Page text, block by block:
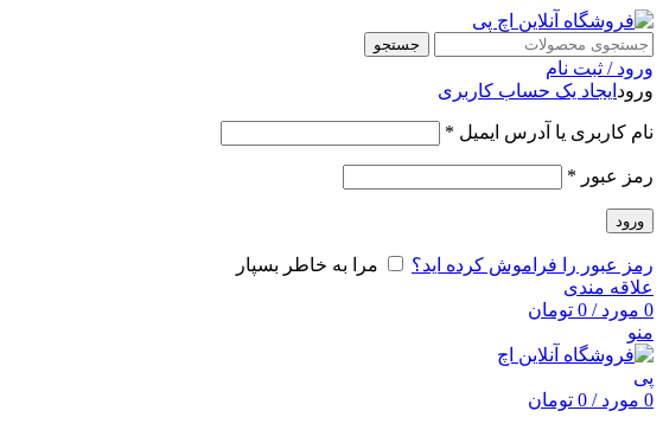
جستجو
ورود / ثبت نام
ورود ایجاد یک حساب کاربری
نام کاربری یا آدرس ایمیل *
رمز عبور *
ورود
رمز عبور را فراموش کرده اید؟
مرا به خاطر بسپار
علاقه مندی
0 مورد /
0 تومان
منو
0 مورد /
0 تومان